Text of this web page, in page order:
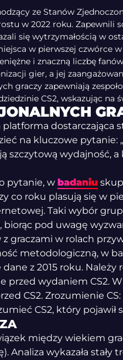
ze Stanów
w 2022 roku. Zapewnili
się wytrzymałością w
w pierwszej czwórce
i znaczną liczbę
gier, a jej
graczy zapewniają
CS2, wskazując na
platforma dostarczająca
na kluczowe pytanie:
szczytową wydajność,
pytanie, w badaniu
co roku plasują się w
Taki wybór
biorąc pod uwagę
graczami w rolach
metodologiczną, w
dane z 2015 roku.
przed wydaniem CS2.
CS2. Zrozumienie
CS2, który pojawił
między wiekiem
Analiza wykazała stały